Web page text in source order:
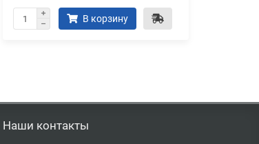
В корзину
Наши контакты